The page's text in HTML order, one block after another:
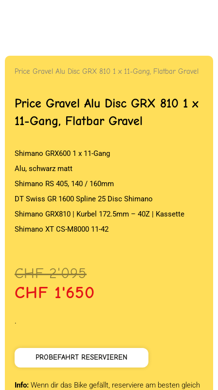
Price Gravel Alu Disc GRX 810 1 x 11-Gang, Flatbar Gravel
Price Gravel Alu Disc GRX 810 1 x
11-Gang, Flatbar Gravel
Shimano GRX600 1 x 11-Gang
Alu, schwarz matt
Shimano RS 405, 140 / 160mm
DT Swiss GR 1600 Spline 25 Disc Shimano
Shimano GRX810 | Kurbel 172.5mm – 40Z | Kassette
Shimano XT CS-M8000 11-42
CHF2'095
Ursprünglicher
Preis
war:
CHF 2'095
CHF 1'650
Aktueller
Preis
ist:
CHF 1'650.
.
PROBEFAHRT RESERVIEREN
Info: Wenn dir das Bike gefällt, reserviere am besten gleich